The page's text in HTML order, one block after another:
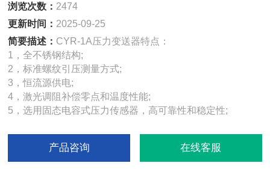
浏览次数： 2474
更新时间： 2025-09-25
简要描述： CYR-1A压力变送器特点：
1，全不锈钢结构;
2，标准螺纹引压测量方式;
3，恒流源供电;
4，激光调阻补偿零点和温度性能;
5，选用固态电容式压力传感器，高可靠性和稳定性;
产品咨询 在线客服